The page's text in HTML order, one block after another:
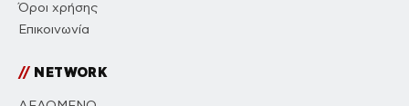
Όροι χρήσης
Επικοινωνία
//NETWORK